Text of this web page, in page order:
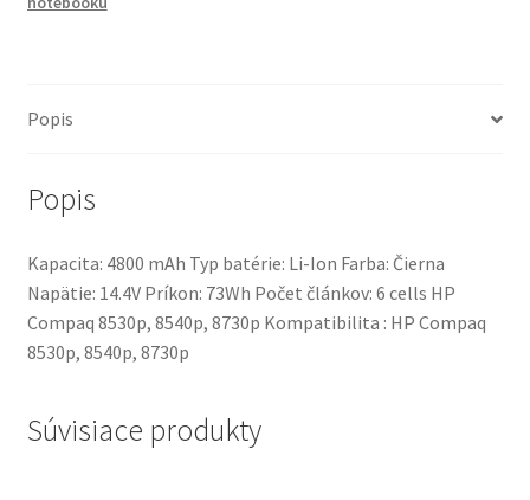
Popis
Popis
Kapacita: 4800 mAh Typ batérie: Li-Ion Farba: Čierna
Napätie: 14.4V Príkon: 73Wh Počet článkov: 6 cells HP
Compaq 8530p, 8540p, 8730p Kompatibilita : HP Compaq
8530p, 8540p, 8730p
Súvisiace produkty